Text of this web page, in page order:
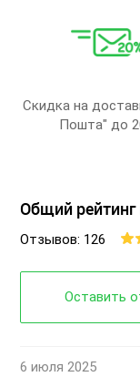
Скидка на
Пошта" до
Общий рейтинг
Отзывов: 126
Оставить
6 июля 2025